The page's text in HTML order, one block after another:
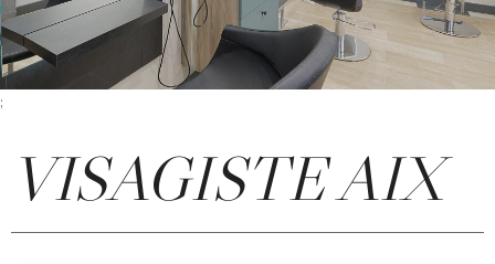
;
VISAGISTE AIX